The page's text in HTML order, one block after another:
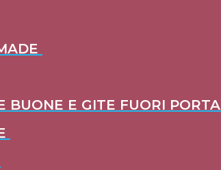
BUONE E GITE FUORI PORTA